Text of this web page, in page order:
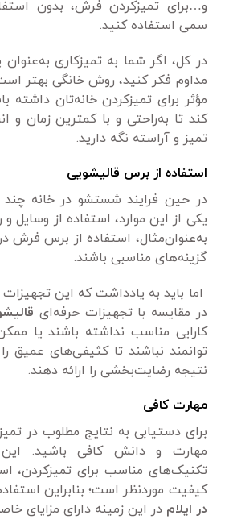
و…برای تمیزکردن فرش، بدون
سمی استفاده کنید.
در کل، اگر شما به تمیزکاری
مداوم فکر کنید، روش خانگی بهتر
مؤثر برای تمیزکردن خانه‌تان
کند تا به‌راحتی و با کمترین زمان و
تمیز و آراسته نگه دارید.
استفاده از برس قالیشویی
در حین فرایند شستشو در خانه چند
یکی از این موارد، استفاده از
به‌عنوان‌مثال، استفاده از برس فرش
گزینه‌های مناسبی باشند.
اما باید به یادداشت که این
در مقایسه با تجهیزات حرفه‌ای
کارایی مناسب نداشته باشند یا
توانمند نباشند تا کثیفی‌های عمیق
نتیجه رضایت‌بخشی را ارائه دهند.
مهارت کافی
برای دستیابی به نتایج مطلوب در
مهارت و دانش کافی باشید.
تکنیک‌های مناسب برای تمیزکردن،
کیفیت موردنظر است؛ بنابراین
در ایلام در این زمینه دارای مزایای